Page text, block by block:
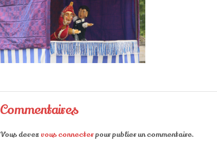
Commentaires
Vous devez vous connecterpour publier un commentaire.